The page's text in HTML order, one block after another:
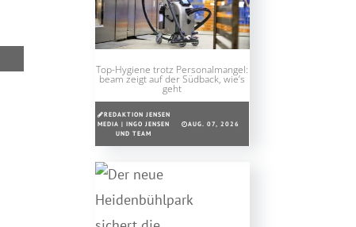
Top-Hygiene trotz Personalmangel:
beam zeigt auf der Südback, wie’s
geht
REDAKTION JENSEN
MEDIA | INGO JENSEN
UND TEAM
AUG. 07, 2026